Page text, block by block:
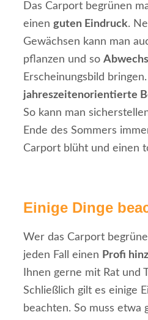
Das Carport begrünen
einen guten Eindruck.
Gewächsen kann man
pflanzen und so
Erscheinungsbild
jahreszeitenorientierte
So kann man
Ende des Sommers
Carport blüht und einen
Einige Dinge
Wer das Carport
jeden Fall einen Profi
Ihnen gerne mit Rat und
Schließlich gilt es einige
beachten. So muss etwa